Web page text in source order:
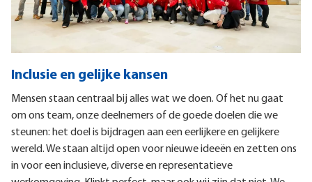
Inclusie en gelijke kansen
Mensen staan centraal bij alles wat we doen. Of het nu gaat
om ons team, onze deelnemers of de goede doelen die we
steunen: het doel is bijdragen aan een eerlijkere en gelijkere
wereld. We staan altijd open voor nieuwe ideeën en zetten ons
in voor een inclusieve, diverse en representatieve